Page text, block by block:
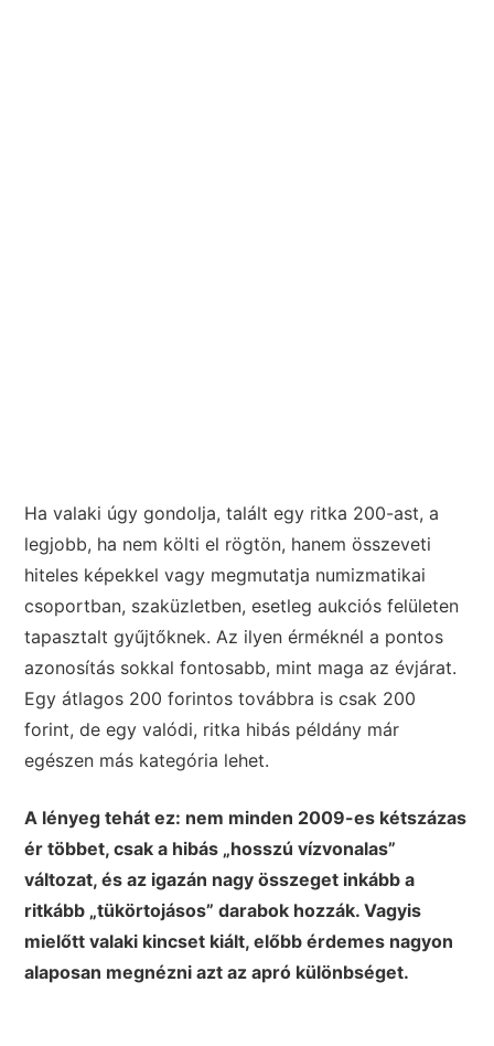
Ha valaki úgy gondolja, talált egy ritka 200-ast, a
legjobb, ha nem költi el rögtön, hanem összeveti
hiteles képekkel vagy megmutatja numizmatikai
csoportban, szaküzletben, esetleg aukciós felületen
tapasztalt gyűjtőknek. Az ilyen érméknél a pontos
azonosítás sokkal fontosabb, mint maga az évjárat.
Egy átlagos 200 forintos továbbra is csak 200
forint, de egy valódi, ritka hibás példány már
egészen más kategória lehet.
A lényeg tehát ez: nem minden 2009-es kétszázas
ér többet, csak a hibás „hosszú vízvonalas”
változat, és az igazán nagy összeget inkább a
ritkább „tükörtojásos” darabok hozzák. Vagyis
mielőtt valaki kincset kiált, előbb érdemes nagyon
alaposan megnézni azt az apró különbséget.